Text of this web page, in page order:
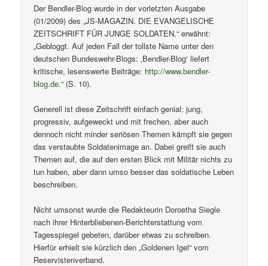
Der Bendler-Blog wurde in der vorletzten Ausgabe
(01/2009) des „JS-MAGAZIN. DIE EVANGELISCHE
ZEITSCHRIFT FÜR JUNGE SOLDATEN.“ erwähnt:
„Gebloggt. Auf jeden Fall der tollste Name unter den
deutschen Bundeswehr-Blogs: ‚Bendler-Blog‘ liefert
kritische, lesenswerte Beiträge: http://www.bendler-
blog.de.“ (S. 10).
Generell ist diese Zeitschrift einfach genial: jung,
progressiv, aufgeweckt und mit frechen, aber auch
dennoch nicht minder seriösen Themen kämpft sie gegen
das verstaubte Soldatenimage an. Dabei greift sie auch
Themen auf, die auf den ersten Blick mit Militär nichts zu
tun haben, aber dann umso besser das soldatische Leben
beschreiben.
Nicht umsonst wurde die Redakteurin Doroetha Siegle
nach ihrer Hinterbliebenen-Berichterstattung vom
Tagesspiegel gebeten, darüber etwas zu schreiben.
Hierfür erhielt sie kürzlich den „Goldenen Igel“ vom
Reservistenverband.